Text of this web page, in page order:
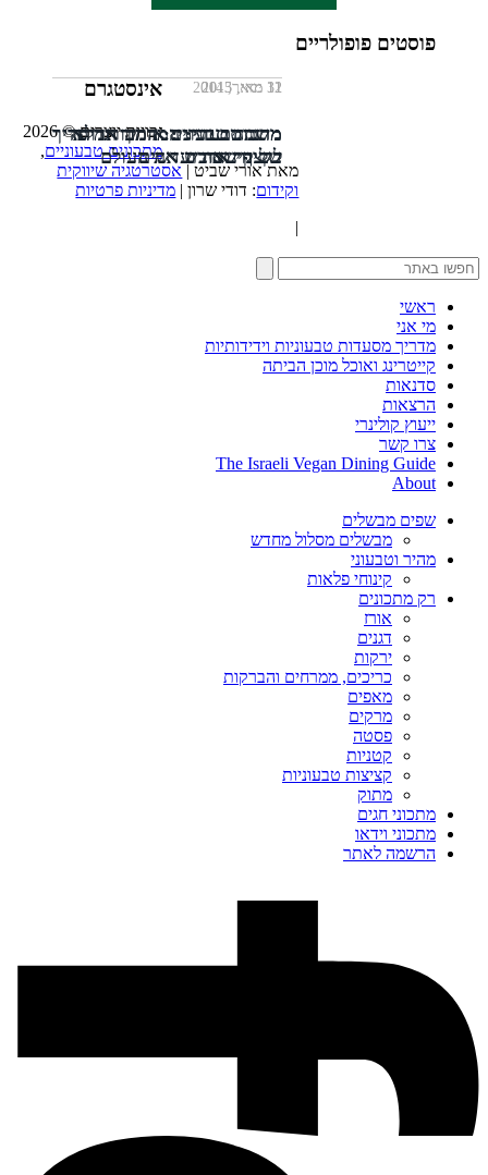
פוסטים פופולריים
11 מאי, 2013
מתכונים זריזים: המבורגר פריך
של קינואה ועדשים
12 ינואר, 2014
משתה טבעוני: אותה אדורה
בשינוי אדרת
31 מאי, 2015
מרנג טבעוני: המדריך המלא
לקצף שכובש את העולם
אינסטגרם
זכויות יוצרים © 2026
מתכונים טבעוניים,
מאת אורי שביט | אסטרטגיה שיווקית
וקידום: דודי שרון | מדיניות פרטיות
|
ראשי
מי אני
מדריך מסעדות טבעוניות וידידותיות
קייטרינג ואוכל מוכן הביתה
סדנאות
הרצאות
ייעוץ קולינרי
צרו קשר
The Israeli Vegan Dining Guide
About
שפים מבשלים
מבשלים מסלול מחדש
מהיר וטבעוני
קינוחי פלאות
רק מתכונים
אורז
דגנים
ירקות
כריכים, ממרחים והברקות
מאפים
מרקים
פסטה
קטניות
קציצות טבעוניות
מתוק
מתכוני חגים
מתכוני וידאו
הרשמה לאתר